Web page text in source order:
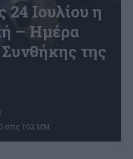
24 Ιουλίου η
– Ημέρα
της
στις 1:02 ΜΜ